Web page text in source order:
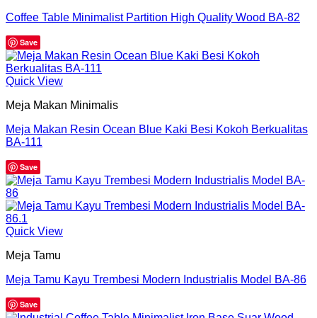
Coffee Table Minimalist Partition High Quality Wood BA-82
Save
Quick View
Meja Makan Minimalis
Meja Makan Resin Ocean Blue Kaki Besi Kokoh Berkualitas
BA-111
Save
Quick View
Meja Tamu
Meja Tamu Kayu Trembesi Modern Industrialis Model BA-86
Save